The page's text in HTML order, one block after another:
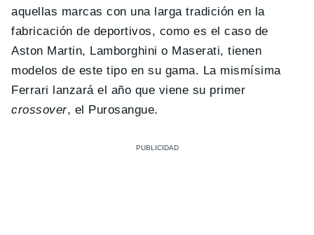
aquellas marcas con una larga tradición en la
fabricación de deportivos, como es el caso de
Aston Martin, Lamborghini o Maserati, tienen
modelos de este tipo en su gama. La mismísima
Ferrari lanzará el año que viene su primer
crossover, el Purosangue.